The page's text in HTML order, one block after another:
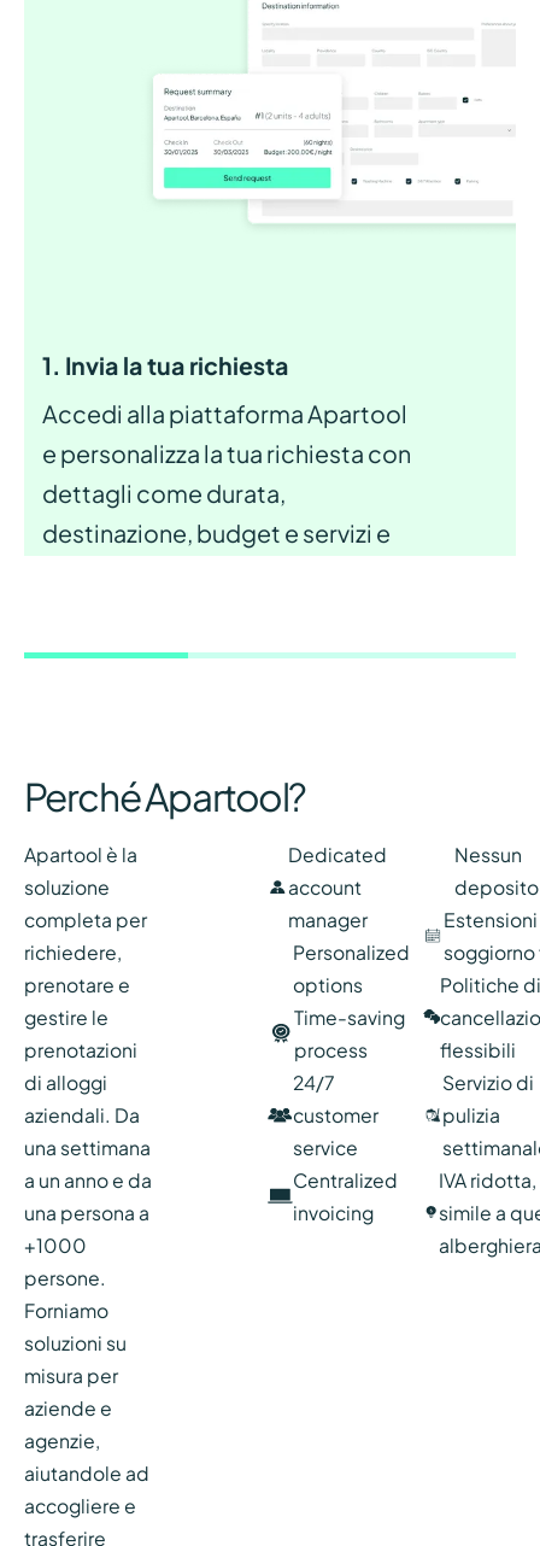
1. Invia la tua richiesta
Accedi alla piattaforma Apartool
e personalizza la tua richiesta con
dettagli come durata,
destinazione, budget e servizi e
Perché Apartool?
Apartool è la
soluzione
completa per
richiedere,
prenotare e
gestire le
prenotazioni
di alloggi
aziendali. Da
una settimana
a un anno e da
una persona a
+1000
persone.
Forniamo
soluzioni su
misura per
aziende e
agenzie,
aiutandole ad
accogliere e
trasferire
Dedicated
account
manager
Personalized
options
Time-saving
process
24/7
customer
service
Centralized
invoicing
Nessun
deposito
soggiorno
Politiche
flessibili
Servizio di
pulizia
IVA ridotta,
simile a